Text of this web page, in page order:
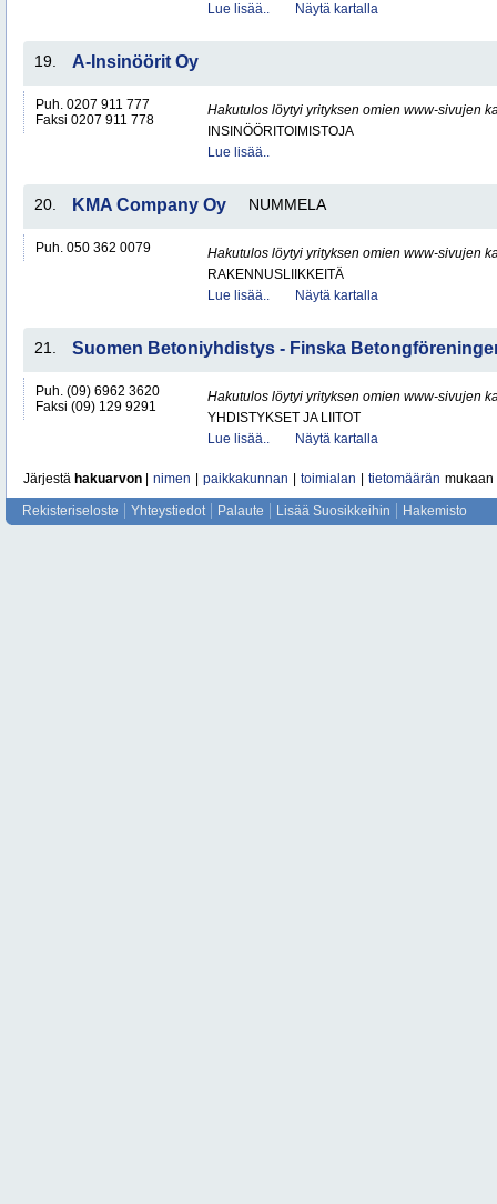
Lue lisää..
Näytä kartalla
19. A-Insinöörit Oy
Puh. 0207 911 777
Faksi 0207 911 778
Hakutulos löytyi yrityksen omien www-sivujen
INSINÖÖRITOIMISTOJA
Lue lisää..
20. KMA Company Oy NUMMELA
Puh. 050 362 0079
Hakutulos löytyi yrityksen omien www-sivujen
RAKENNUSLIIKKEITÄ
Lue lisää..
Näytä kartalla
21. Suomen Betoniyhdistys - Finska
Puh. (09) 6962 3620
Faksi (09) 129 9291
Hakutulos löytyi yrityksen omien www-sivujen
YHDISTYKSET JA LIITOT
Lue lisää..
Näytä kartalla
Järjestä hakuarvon nimen paikkakunnan toimialan tietomäärän mukaan
Rekisteriseloste Yhteystiedot Palaute Lisää Suosikkeihin Hakemisto